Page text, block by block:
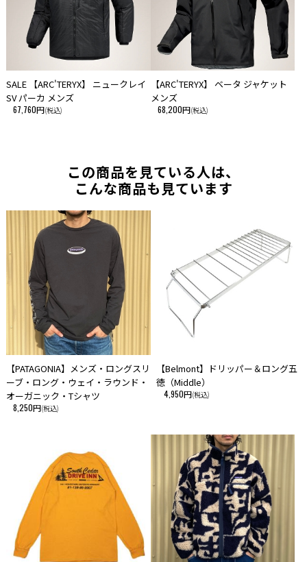
SALE 【ARC'TERYX】 ニュークレイ
SV パーカ メンズ
67,760円(税込)
【ARC'TERYX】 ベータ ジャケット
メンズ
68,200円(税込)
この商品を見ている人は、
こんな商品も見ています
【PATAGONIA】メンズ・ロングスリ
ーブ・ロング・ウェイ・ラウンド・
オーガニック・Tシャツ
8,250円(税込)
【Belmont】ドリッパー＆ロング五
徳（Middle）
4,950円(税込)